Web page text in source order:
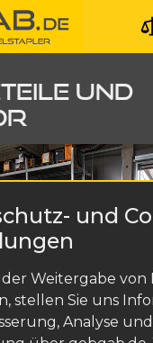
UND
und
der Weitergabe von
stellen Sie uns
Analyse und